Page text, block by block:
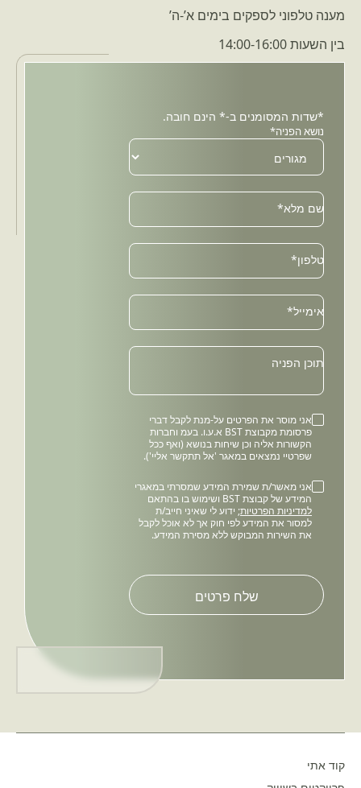
מענה טלפוני לספקים בימים א’-ה’
בין השעות 14:00-16:00
*שדות המסומנים ב-* הינם חובה.
נושא הפניה*
שם מלא*
טלפון*
Email
אימייל*
תוכן הפניה
אני מוסר את הפרטים על-מנת לקבל דברי
פרסומת מקבוצת BST א.ע.ו. בעמ וחברות
הקשורות אליה וכן שיחות בנושא (ואף ככל
שפרטיי נמצאים במאגר 'אל תתקשר אליי').
אני מאשר/ת שמירת המידע שמסרתי במאגרי
המידע של קבוצת BST ושימוש בו בהתאם
למדיניות הפרטיות; ידוע לי שאיני חייב/ת
למסור את המידע לפי חוק אך לא אוכל לקבל
את השירות המבוקש ללא מסירת המידע.
leave
this
קוד אתי